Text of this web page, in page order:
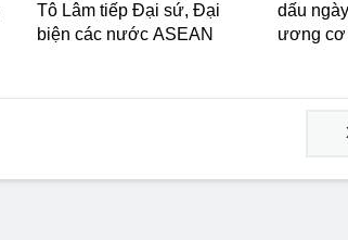
Tô Lâm tiếp Đại sứ, Đại
biện các nước ASEAN
dấu
ương cơ